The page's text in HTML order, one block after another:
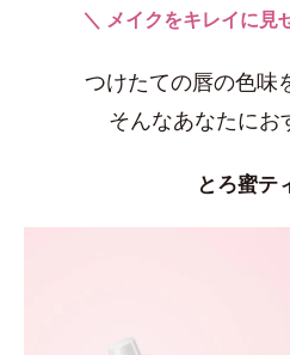
＼ メイクをキレイに見
つけたての唇の色味
そんなあなたに
とろ蜜テ